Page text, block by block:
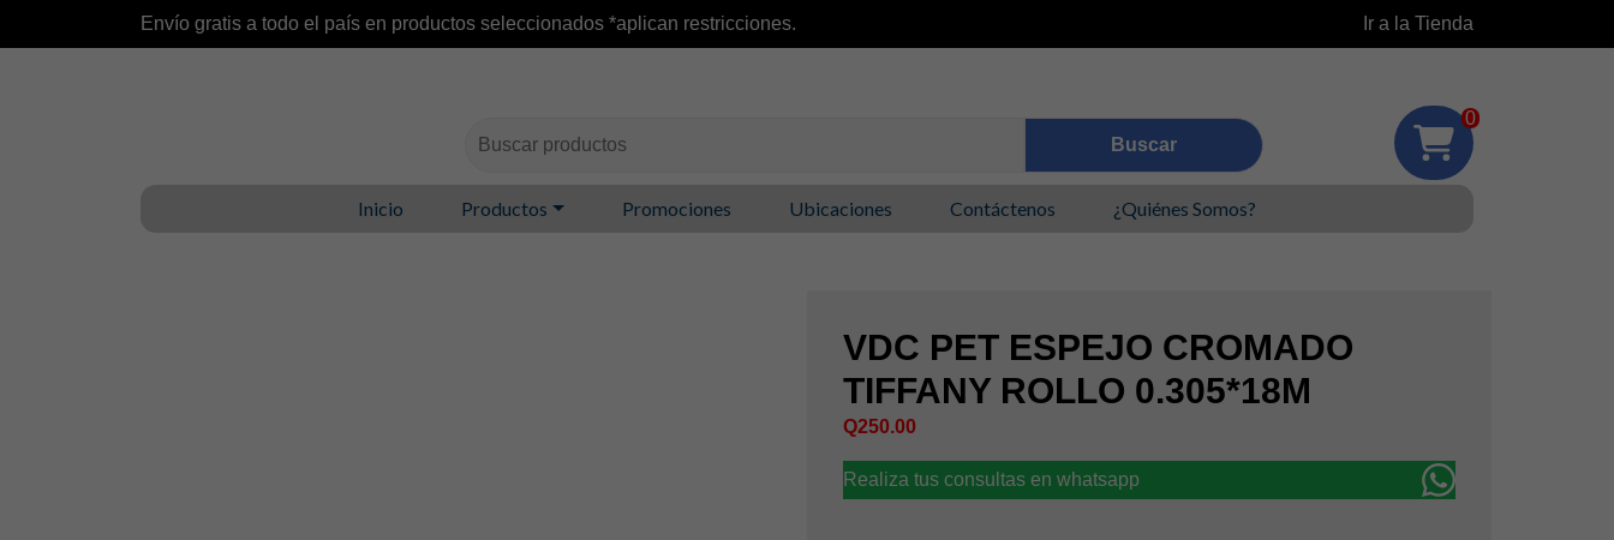
Envío gratis a todo el país en productos seleccionados *aplican restricciones. Ir a la Tienda
0
Inicio Productos Promociones Ubicaciones Contáctenos ¿Quiénes Somos?
VDC PET ESPEJO CROMADO
TIFFANY ROLLO 0.305*18M
Q250.00
Realiza tus consultas en whatsapp